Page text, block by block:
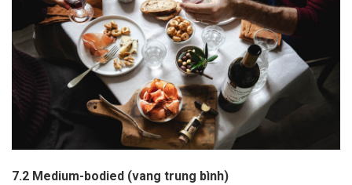
7.2 Medium-bodied (vang trung bình)